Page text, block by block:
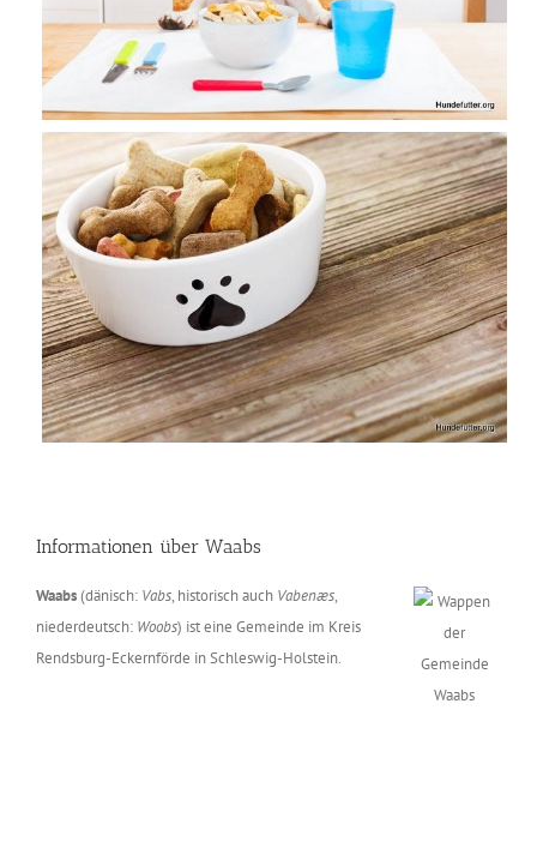
Informationen über Waabs
Waabs(dänisch: Vabs, historisch auch Vabenæs,
niederdeutsch: Woobs) ist eine Gemeinde im Kreis
Rendsburg-Eckernförde in Schleswig-Holstein.